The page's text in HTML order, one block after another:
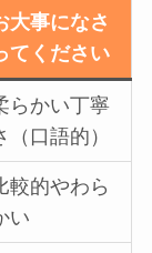
大事になさ
てください
らかい丁寧
（口語的）
較的やわら
い